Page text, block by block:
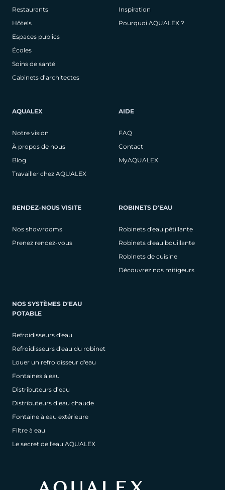
Restaurants
Hôtels
Espaces publics
Écoles
Soins de santé
Cabinets d’architectes
Inspiration
Pourquoi AQUALEX ?
AQUALEX
Notre vision
À propos de nous
Blog
Travailler chez AQUALEX
AIDE
FAQ
Contact
MyAQUALEX
RENDEZ-NOUS VISITE
Nos showrooms
Prenez rendez-vous
ROBINETS D'EAU
Robinets d'eau pétillante
Robinets d'eau bouillante
Robinets de cuisine
Découvrez nos mitigeurs
NOS SYSTÈMES D'EAU
POTABLE
Refroidisseurs d'eau
Refroidisseurs d'eau du robinet
Louer un refroidisseur d'eau
Fontaines à eau
Distributeurs d’eau
Distributeurs d’eau chaude
Fontaine à eau extérieure
Filtre à eau
Le secret de l'eau AQUALEX